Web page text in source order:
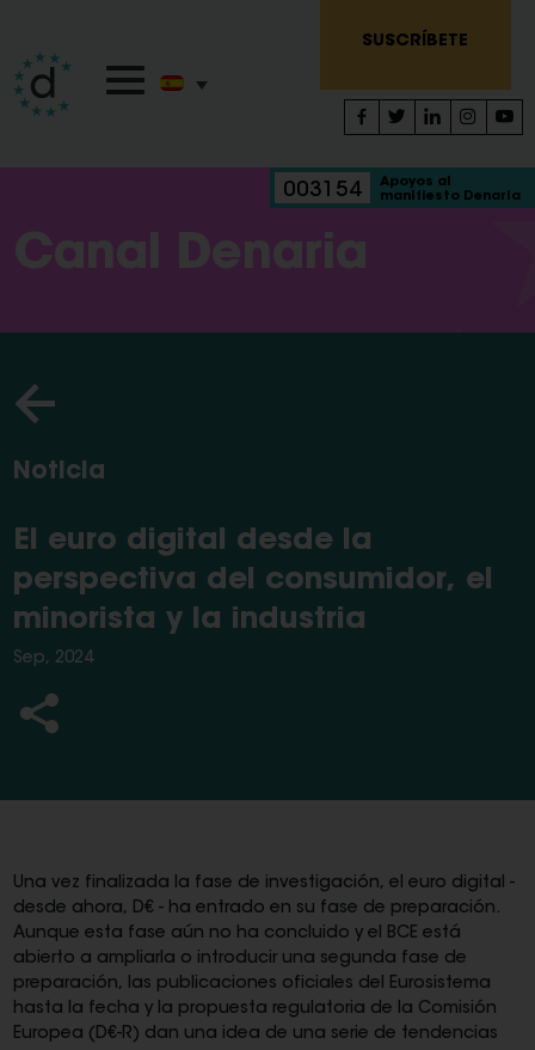
SUSCRÍBETE
003154
Apoyos al
manifiesto Denaria
Canal Denaria
Noticia
El euro digital desde la
perspectiva del consumidor, el
minorista y la industria
Sep, 2024
Una vez finalizada la fase de investigación, el euro digital -
desde ahora, D€ - ha entrado en su fase de preparación.
Aunque esta fase aún no ha concluido y el BCE está
abierto a ampliarla o introducir una segunda fase de
preparación, las publicaciones oficiales del Eurosistema
hasta la fecha y la propuesta regulatoria de la Comisión
Europea (D€-R) dan una idea de una serie de tendencias